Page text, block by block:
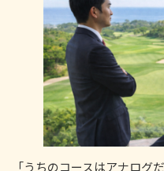
「うちのコースはアナログ